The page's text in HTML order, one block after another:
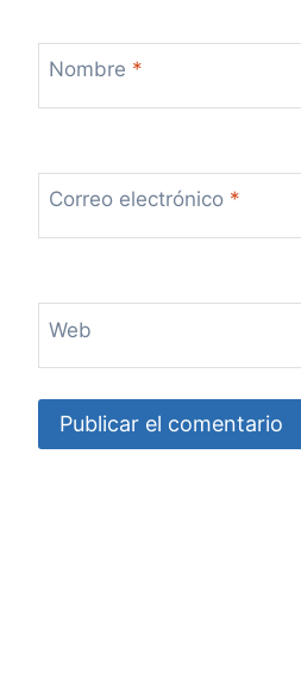
Nombre *
Correo electrónico *
Web